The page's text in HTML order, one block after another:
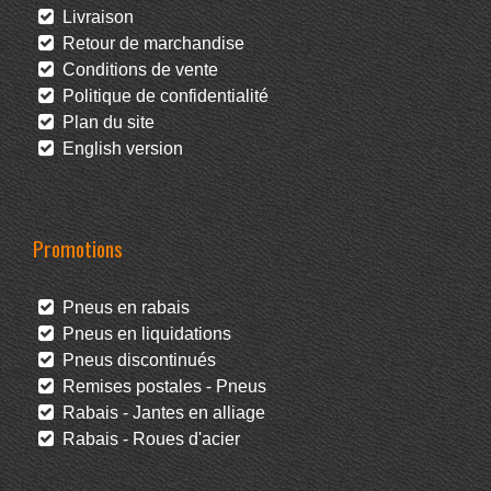
Livraison
Retour de marchandise
Conditions de vente
Politique de confidentialité
Plan du site
English version
Promotions
Pneus en rabais
Pneus en liquidations
Pneus discontinués
Remises postales - Pneus
Rabais - Jantes en alliage
Rabais - Roues d'acier